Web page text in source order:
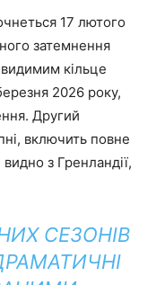
17 лютого
затемнення
кільце
2026 року,
Другий
включить повне
з Гренландії,
СЕЗОНІВ